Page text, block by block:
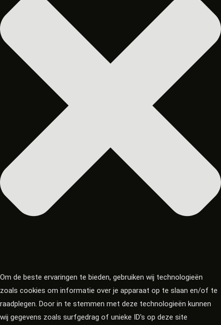
Om de beste ervaringen te bieden, gebruiken wij technologieën
zoals cookies om informatie over je apparaat op te slaan en/of te
raadplegen. Door in te stemmen met deze technologieën kunnen
wij gegevens zoals surfgedrag of unieke ID's op deze site